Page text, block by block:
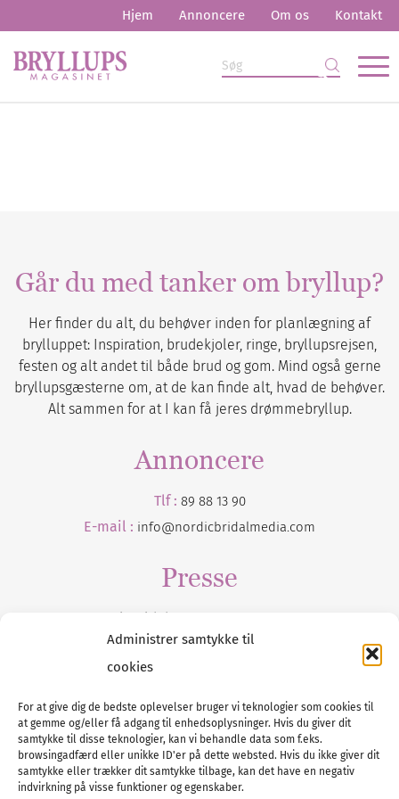
Administrer samtykke til
cookies
For at give dig de bedste oplevelser bruger vi teknologier som cookies til
at gemme og/eller få adgang til enhedsoplysninger. Hvis du giver dit
samtykke til disse teknologier, kan vi behandle data som f.eks.
browsingadfærd eller unikke ID'er på dette websted. Hvis du ikke giver dit
samtykke eller trækker dit samtykke tilbage, kan det have en negativ
indvirkning på visse funktioner og egenskaber.
Hjem Annoncere Om os Kontakt
Går du med tanker om bryllup?
Her finder du alt, du behøver inden for planlægning af
brylluppet: Inspiration, brudekjoler, ringe, bryllupsrejsen,
festen og alt andet til både brud og gom. Mind også gerne
bryllupsgæsterne om, at de kan finde alt, hvad de behøver.
Alt sammen for at I kan få jeres drømmebryllup.
Annoncere
Tlf : 89 88 13 90
E-mail : info@nordicbridalmedia.com
Presse
Tilmeld dig vores
Tel :89 88 13 90
E-post:info@nordicbridalmedia.com
Nordic Bridal Media